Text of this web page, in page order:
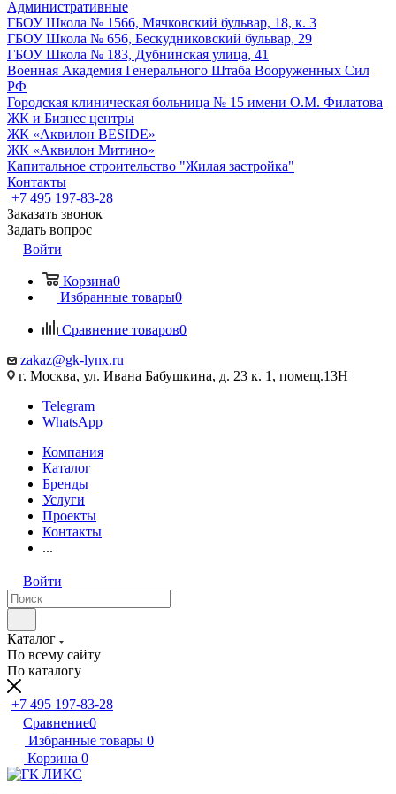
Административные
ГБОУ Школа № 1566, Мячковский бульвар, 18, к. 3
ГБОУ Школа № 656, Бескудниковский бульвар, 29
ГБОУ Школа № 183, Дубнинская улица, 41
Военная Академия Генерального Штаба Вооруженных Сил
РФ
Городская клиническая больница № 15 имени О.М. Филатова
ЖК и Бизнес центры
ЖК «Аквилон BESIDE»
ЖК «Аквилон Митино»
Капитальное строительство "Жилая застройка"
Контакты
+7 495 197-83-28
Заказать звонок
Задать вопрос
Войти
Корзина0
Избранные товары0
Сравнение товаров0
zakaz@gk-lynx.ru
г. Москва, ул. Ивана Бабушкина, д. 23 к. 1, помещ.13Н
Telegram
WhatsApp
Компания
Каталог
Бренды
Услуги
Проекты
Контакты
...
Войти
Каталог
По всему сайту
По каталогу
+7 495 197-83-28
Сравнение0
Избранные товары 0
Корзина 0